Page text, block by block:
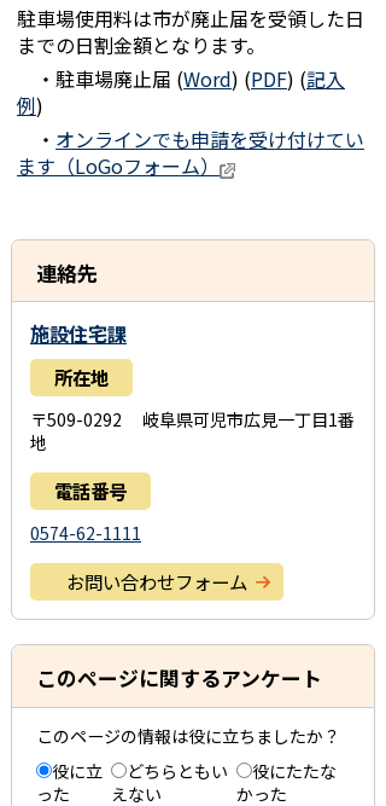
駐車場使用料は市が廃止届を受領した日
までの日割金額となります。
・駐車場廃止届 (Word) (PDF) (記入
例)
・ オンラインでも申請を受け付けてい
ます（LoGoフォーム）
連絡先
施設住宅課
所在地
〒509-0292 岐阜県可児市広見一丁目1番
地
電話番号
0574-62-1111
お問い合わせフォーム
このページに関するアンケート
このページの情報は役に立ちましたか？
役に立
った
どちらともい
えない
役にたたな
かった